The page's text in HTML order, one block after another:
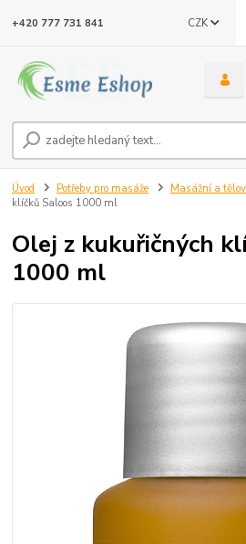
CZK
+420 777 731 841
Úvod Potřeby pro masáže Masážní a
klíčků Saloos 1000 ml
Olej z kukuřičných
1000 ml